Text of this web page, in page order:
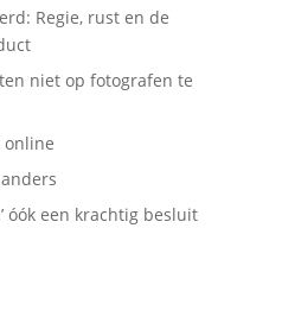
Regie, rust en de
niet op fotografen te
online
óók een krachtig besluit